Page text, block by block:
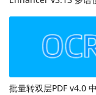
批量转双层PDF v4.0